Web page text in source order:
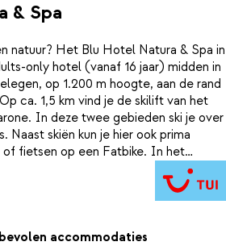
& Spa
natuur? Het Blu Hotel Natura & Spa in
only hotel (vanaf 16 jaar) midden in
op 1.200 m hoogte, aan de rand
ca. 1,5 km vind je de skilift van het
In deze twee gebieden ski je over
Naast skiën kun je hier ook prima
of fietsen op een Fatbike. In het
& Spa staan de 4 elementen van de
werd gebruikt gemaakt van
Hierdoor kom je helemaal tot rust in
gratis wellness. Hier geniet je van
accommodaties